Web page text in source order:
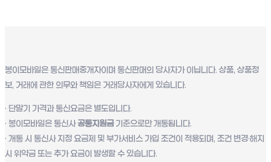
봉이모바일은 통신판매중개자이며 통신판매의 당사자가 이닙니다. 상품, 상품정
보, 거래에 관한 의무와 책임은 거래당사자에게 있습니다.
· 단말기 가격과 통신요금은 별도입니다.
· 봉이모바일은 통신사공통지원금기준으로만 개통됩니다.
· 개통 시 통신사 지정 요금제 및 부가서비스 가입 조건이 적용되며, 조건 변경·해지
시 위약금 또는 추가 요금이 발생할 수 있습니다.